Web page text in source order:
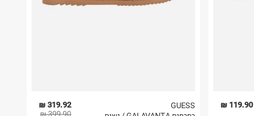
319.92 ₪
399.90 ₪
GUESS
119.90 ₪